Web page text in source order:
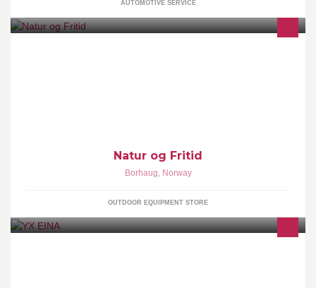
AUTOMOTIVE SERVICE
Natur og Fritid
Borhaug, Norway
OUTDOOR EQUIPMENT STORE